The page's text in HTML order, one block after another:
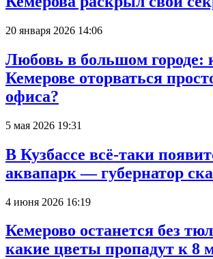
20 января 2026 14:06
Любовь в большом городе:
Кемерове оторваться
офиса?
5 мая 2026 19:31
В Кузбассе всё-таки
аквапарк — губернатор
4 июня 2026 16:19
Кемерово останется без
какие цветы пропадут к 8